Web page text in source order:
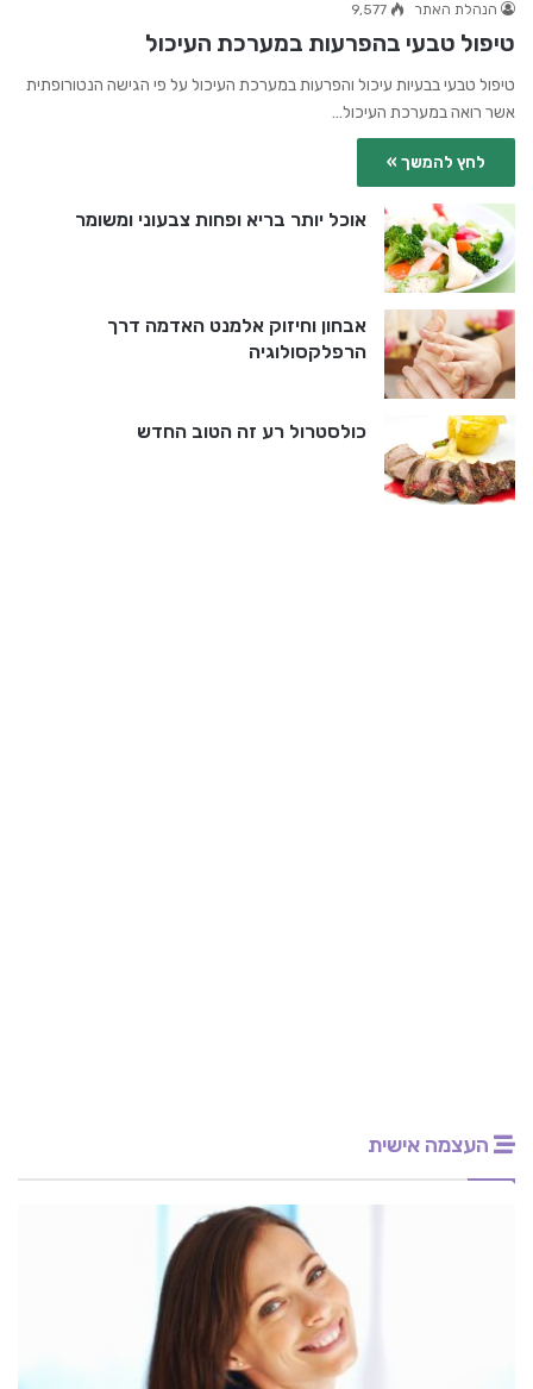
הנהלת האתר 9,577
טיפול טבעי בהפרעות במערכת העיכול
טיפול טבעי בבעיות עיכול והפרעות במערכת העיכול על פי הגישה הנטורופתית
אשר רואה במערכת העיכול…
לחץ להמשך »
אוכל יותר בריא ופחות צבעוני ומשומר
אבחון וחיזוק אלמנט האדמה דרך
הרפלקסולוגיה
כולסטרול רע זה הטוב החדש
העצמה אישית